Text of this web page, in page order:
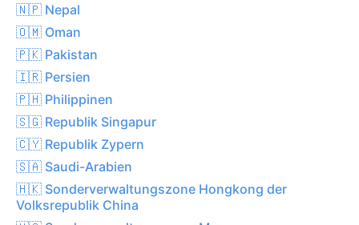
🇳🇵 Nepal
🇴🇲 Oman
🇵🇰 Pakistan
🇮🇷 Persien
🇵🇭 Philippinen
🇸🇬 Republik Singapur
🇨🇾 Republik Zypern
🇸🇦 Saudi-Arabien
🇭🇰 Sonderverwaltungszone Hongkong der
Volksrepublik China